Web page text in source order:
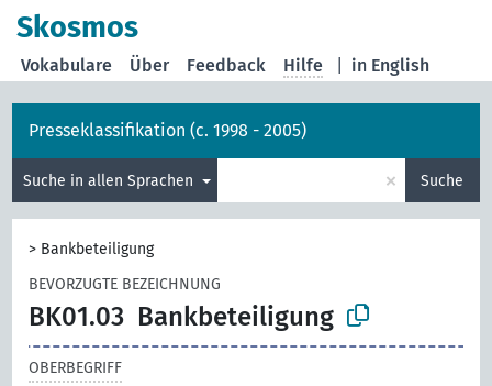
Skosmos
in English
Vokabulare Über Feedback Hilfe
Presseklassifikation (c. 1998 - 2005)
Suche in allen Sprachen × Suche
> Bankbeteiligung
BEVORZUGTE BEZEICHNUNG
BK01.03 Bankbeteiligung
OBERBEGRIFF